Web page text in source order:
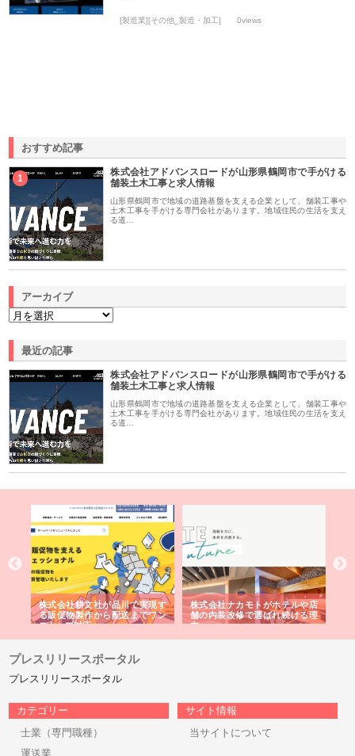
[製造業][その他_製造・加工] 0views
おすすめ記事
1
株式会社アドバンスロードが山形県鶴岡市で手がける
舗装土木工事と求人情報
山形県鶴岡市で地域の道路基盤を支える企業として、舗装工事や
土木工事を手がける専門会社があります。地域住民の生活を支え
る道…
アーカイブ
最近の記事
株式会社アドバンスロードが山形県鶴岡市で手がける
舗装土木工事と求人情報
山形県鶴岡市で地域の道路基盤を支える企業として、舗装工事や
土木工事を手がける専門会社があります。地域住民の生活を支え
る道…
株式会社スプリングエフが選ば
れる理由とOEMアパレル製造の
強み
桑木給食株式会社が福山市で選
ばれる手作り弁当配達の理由
プレスリリースポータル
プレスリリースポータル
カテゴリー
士業（専門職種）
運送業
サイト情報
当サイトについて